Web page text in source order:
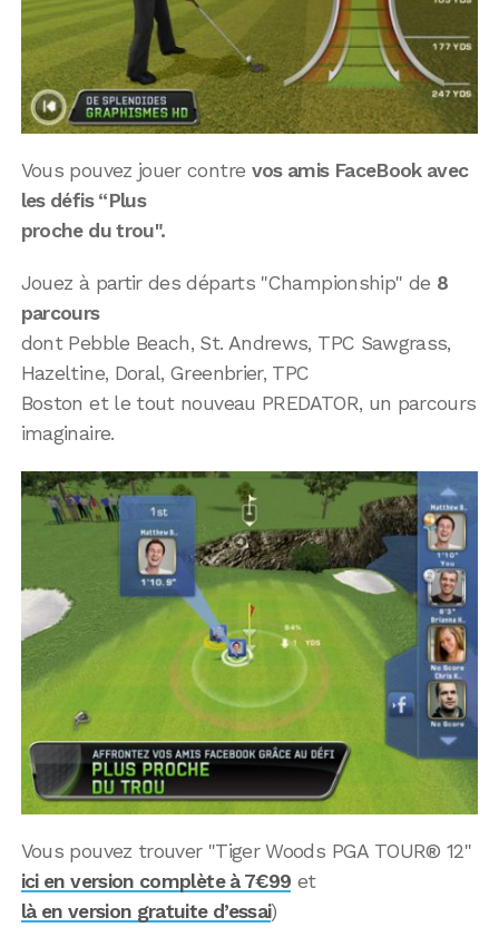
Vous pouvez jouer contre vos amis FaceBook avec
les défis “Plus
proche du trou".
Jouez à partir des départs "Championship" de 8
parcours
dont Pebble Beach, St. Andrews, TPC Sawgrass,
Hazeltine, Doral, Greenbrier, TPC
Boston et le tout nouveau PREDATOR, un parcours
imaginaire.
Vous pouvez trouver "Tiger Woods PGA TOUR® 12"
ici en version complète à 7€99 et
là en version gratuite d’essai)